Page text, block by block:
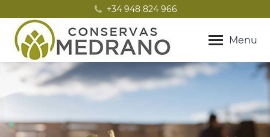
+34 948 824 966
Menu